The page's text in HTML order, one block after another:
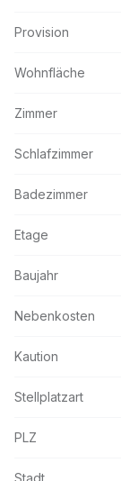
Provision
Wohnfläche
Zimmer
Schlafzimmer
Badezimmer
Etage
Baujahr
Nebenkosten
Kaution
Stellplatzart
PLZ
Stadt